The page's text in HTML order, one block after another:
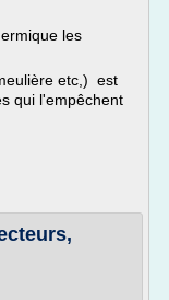
les
etc,) est
qui l'empêchent